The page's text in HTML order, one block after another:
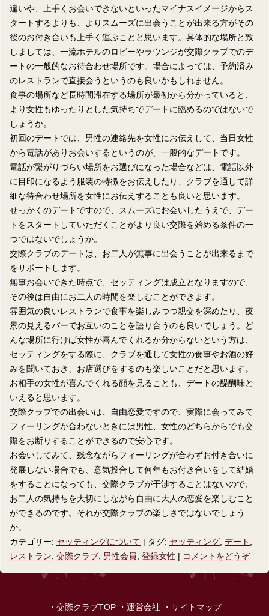
違いや、上手くお会いできないといったマイナスイメージからス
タートするよりも、よりスムーズに出会うことが出来る方がその
後のお付き合いも上手く運ぶことと思います。具体的な場所と致
しましては、一流ホテルのロビーやラウンジが交際クラブでのデ
ートの一般的なお待合わせ場所です。場合によっては、予約済み
のレストランで直接会うというのも良いかもしれません。
食事の場所など長時間滞在する場所が最初から分かっていると、
より女性もゆったりとした気持ちでデートに臨めるのではないで
しょうか。
初回のデートでは、男性の連絡先を女性にお伝えして、当日女性
から電話がありお会いするというのが、一般的なデートです。
電話が繋がりづらい場所をお選びになった場合などは、電話以外
に目印になるよう服装の特徴をお伝えしたり、クラブを通して詳
細な待合わせ場所を女性にお伝えすることも良いと思います。
せっかくのデートですので、スムーズにお会いしたうえで、デー
トをスタートしていただくことがより良い交際を始める条件の一
つではないでしょうか。
交際クラブのデートは、お二人が無事に出会うことが出来るまで
をサポートします。
無事お会いできた時点で、セッティングは成立となりますので、
その後は自由にお二人の時間を楽しむことができます。
雰囲気の良いレストランで食事を楽しみつつ親交を深めたり、夜
景の見えるバーでお互いのことを語り合うのも良いでしょう。ど
んな場所に行けば女性が喜んでくれるか分からないという方は、
セッティングをする際に、クラブを通して女性の食事やお酒の好
みを聞いておき、お店選びをするのも楽しいことだと思います。
お相手の女性が喜んでくれる顔を見ることも、デートの醍醐味と
いえると思います。
交際クラブでの出会いは、自由恋愛ですので、実際に会ってみて
フィーリングが合わないときには男性、女性のどちらからでも交
際をお断りすることができるので安心です。
お会いしてみて、残念ながらフィーリングが合わずお付き合いに
発展しない場合でも、意気投合して何年もお付き合いをして結婚
をすることになっても、交際クラブが干渉することはないので、
お二人の気持ちを大切にしながら自由に大人の恋愛を楽しむこと
ができるのです。それが交際クラブの楽しさではないでしょう
か。
カテゴリー: セッティングについて | タグ: セッティング デート
レストラン 交際クラブ 男性会員 登録女性 | コメントをどうぞ
・ 交際クラブTOP・ 運営会社 ・ サイトマップ